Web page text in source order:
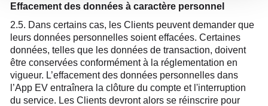
Effacement des données à caractère personnel
2.5. Dans certains cas, les Clients peuvent demander que
leurs données personnelles soient effacées. Certaines
données, telles que les données de transaction, doivent
être conservées conformément à la réglementation en
vigueur. L’effacement des données personnelles dans
l’App EV entraînera la clôture du compte et l'interruption
du service. Les Clients devront alors se réinscrire pour